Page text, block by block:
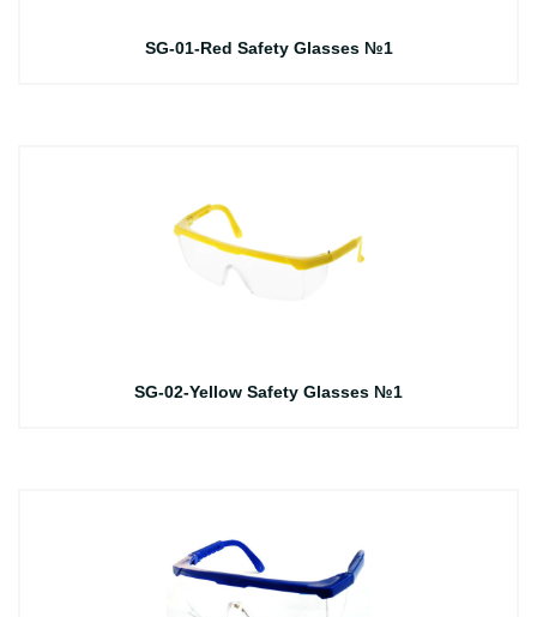
SG-01-Red Safety Glasses №1
SG-02-Yellow Safety Glasses №1